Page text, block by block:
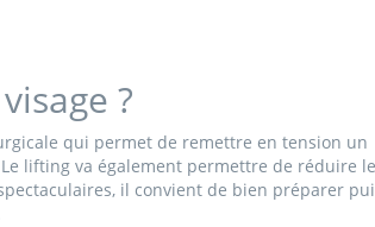
?
qui permet de remettre en tension un
lifting va également permettre de réduire
il convient de bien préparer